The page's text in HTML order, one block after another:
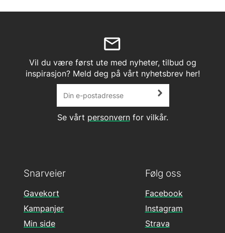
Vil du være først ute med nyheter, tilbud og
inspirasjon? Meld deg på vårt nyhetsbrev her!
Se vårt personvernfor vilkår.
Følg oss
Facebook
Instagram
Strava
Snarveier
Gavekort
Kampanjer
Min side